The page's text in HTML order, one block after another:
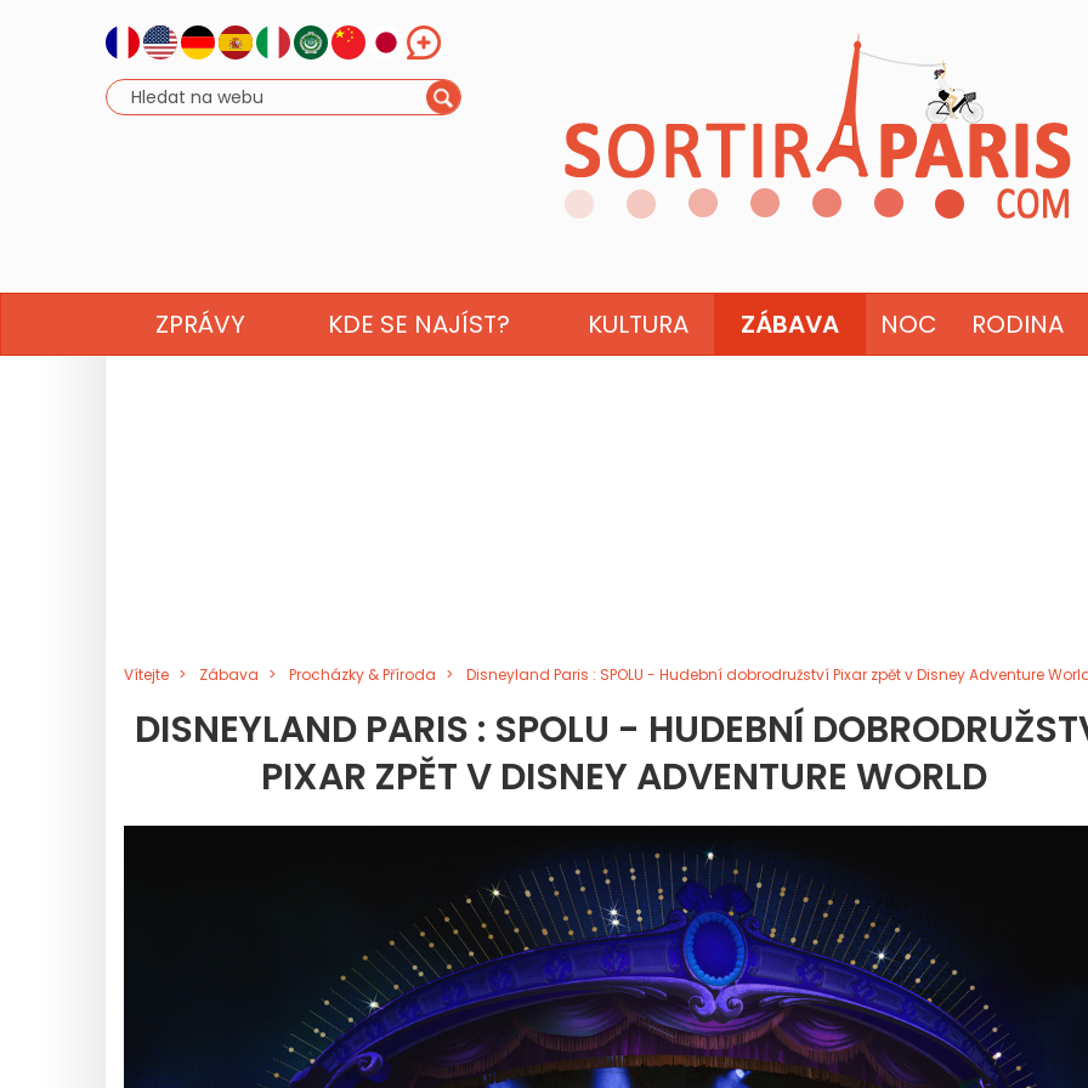
ZPRÁVY KDE SE NAJÍST? KULTURA ZÁBAVA NOC RODINA
Vítejte Zábava Procházky & Příroda Disneyland Paris : SPOLU - Hudební dobrodružství Pixar zpět v Disney Adventure
DISNEYLAND PARIS : SPOLU - HUDEBNÍ
PIXAR ZPĚT V DISNEY ADVENTURE WORLD